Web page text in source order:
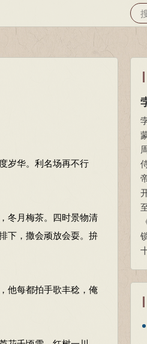
岁华。利名场再不行
冬月梅茶。四时景物清
下，撒会顽放会耍。拚
他每都拍手歌丰稔，俺